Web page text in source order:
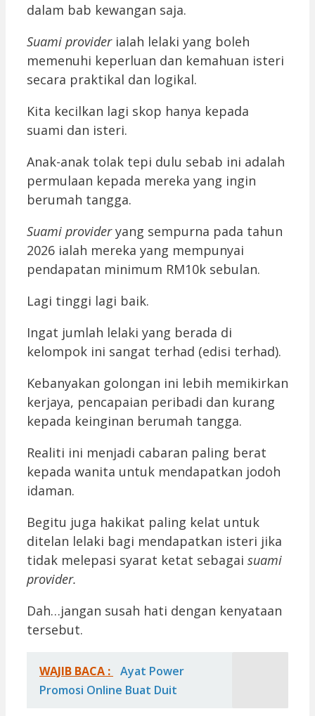
dalam bab kewangan saja.
Suami providerialah lelaki yang boleh
memenuhi keperluan dan kemahuan isteri
secara praktikal dan logikal.
Kita kecilkan lagi skop hanya kepada
suami dan isteri.
Anak-anak tolak tepi dulu sebab ini adalah
permulaan kepada mereka yang ingin
berumah tangga.
Suami provideryang sempurna pada tahun
2026 ialah mereka yang mempunyai
pendapatan minimum RM10k sebulan.
Lagi tinggi lagi baik.
Ingat jumlah lelaki yang berada di
kelompok ini sangat terhad (edisi terhad).
Kebanyakan golongan ini lebih memikirkan
kerjaya, pencapaian peribadi dan kurang
kepada keinginan berumah tangga.
Realiti ini menjadi cabaran paling berat
kepada wanita untuk mendapatkan jodoh
idaman.
Begitu juga hakikat paling kelat untuk
ditelan lelaki bagi mendapatkan isteri jika
tidak melepasi syarat ketat sebagai suami
provider.
Dah…jangan susah hati dengan kenyataan
tersebut.
WAJIB BACA :
Ayat Power
Promosi Online Buat Duit